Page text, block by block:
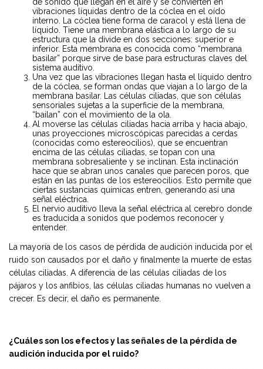
vibraciones líquidas dentro de la cóclea en el oído
interno. La cóclea tiene forma de caracol y está llena de
líquido. Tiene una membrana elástica a lo largo de su
estructura que la divide en dos secciones: superior e
inferior. Esta membrana es conocida como “membrana
basilar” porque sirve de base para estructuras claves del
sistema auditivo.
Una vez que las vibraciones llegan hasta el líquido dentro
de la cóclea, se forman ondas que viajan a lo largo de la
membrana basilar. Las células ciliadas, que son células
sensoriales sujetas a la superficie de la membrana,
“bailan” con el movimiento de la ola.
Al moverse las células ciliadas hacia arriba y hacia abajo,
unas proyecciones microscópicas parecidas a cerdas
(conocidas como estereocilios), que se encuentran
encima de las células ciliadas, se topan con una
membrana sobresaliente y se inclinan. Esta inclinación
hace que se abran unos canales que parecen poros, que
están en las puntas de los estereocilios. Esto permite que
ciertas sustancias químicas entren, generando así una
señal eléctrica.
El nervio auditivo lleva la señal eléctrica al cerebro donde
es traducida a sonidos que podemos reconocer y
entender.
La mayoría de los casos de pérdida de audición inducida por el
ruido son causados por el daño y finalmente la muerte de estas
células ciliadas. A diferencia de las células ciliadas de los
pájaros y los anfibios, las células ciliadas humanas no vuelven a
crecer. Es decir, el daño es permanente.
¿Cuáles son los efectos y las señales de la pérdida de
audición inducida por el ruido?